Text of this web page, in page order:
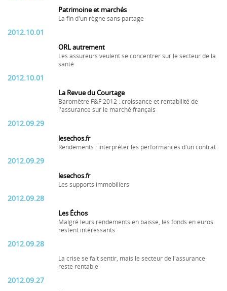
Patrimoine et marchés
La fin d'un règne sans partage
2012.10.01
ORL autrement
Les assureurs veulent se concentrer sur le secteur de la
santé
2012.10.01
La Revue du Courtage
Baromètre F&F 2012 : croissance et rentabilité de
l'assurance sur le marché français
2012.09.29
lesechos.fr
Rendements : interpréter les performances d'un contrat
2012.09.29
lesechos.fr
Les supports immobiliers
2012.09.28
Les Échos
Malgré leurs rendements en baisse, les fonds en euros
restent intéressants
2012.09.28
La crise se fait sentir, mais le secteur de l'assurance
reste rentable
2012.09.27